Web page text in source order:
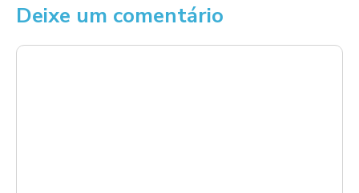
Deixe um comentário
Comentário